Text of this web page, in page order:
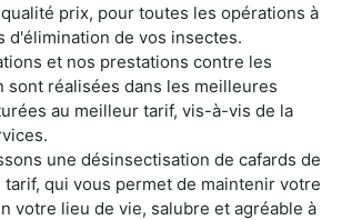
prix, pour toutes les opérations à
d'élimination de vos insectes.
et nos prestations contre les
sont réalisées dans les meilleures
au meilleur tarif, vis-à-vis de la
une désinsectisation de cafards de
qui vous permet de maintenir votre
votre lieu de vie, salubre et agréable à